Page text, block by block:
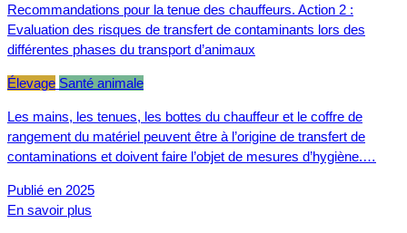
Recommandations pour la tenue des chauffeurs. Action 2 :
Evaluation des risques de transfert de contaminants lors des
différentes phases du transport d’animaux
Élevage Santé animale
Les mains, les tenues, les bottes du chauffeur et le coffre de
rangement du matériel peuvent être à l’origine de transfert de
contaminations et doivent faire l’objet de mesures d’hygiène.…
Publié en 2025
En savoir plus